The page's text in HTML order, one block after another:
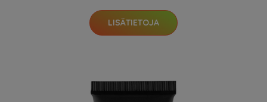
LISÄTIETOJA